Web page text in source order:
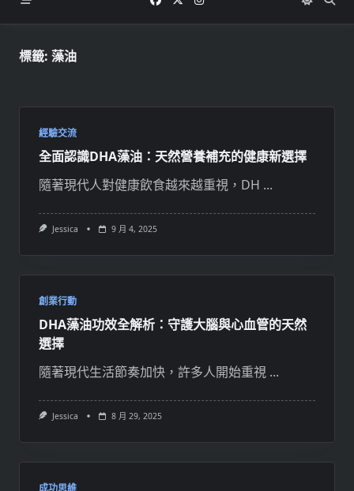
標籤: 藻油
經驗交流
全面認識DHA藻油：天然營養補充的健康新選擇
隨著現代人對健康飲食越來越重視，DH ...
Jessica 9 月 4, 2025
創業行動
DHA藻油功效全解析：守護大腦與心血管的天然
選擇
隨著現代生活節奏加快，許多人開始重視 ...
Jessica 8 月 29, 2025